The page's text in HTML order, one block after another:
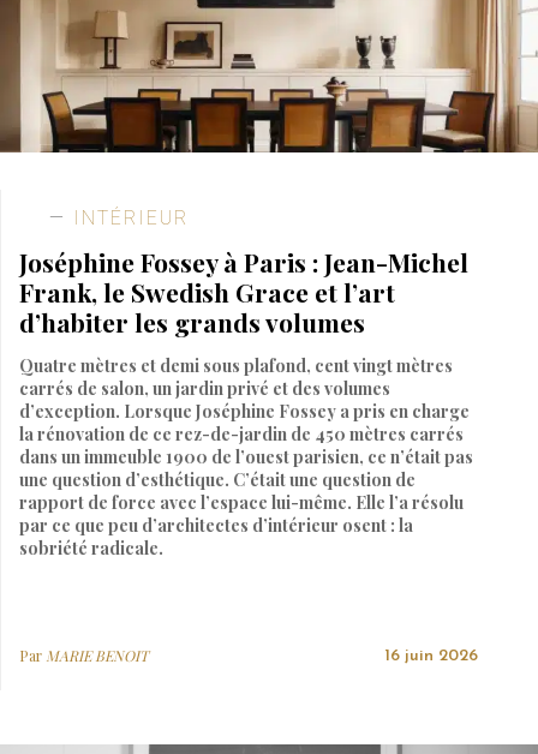
INTÉRIEUR
Joséphine Fossey à Paris : Jean-Michel
Frank, le Swedish Grace et l’art
d’habiter les grands volumes
Quatre mètres et demi sous plafond, cent vingt mètres
carrés de salon, un jardin privé et des volumes
d’exception. Lorsque Joséphine Fossey a pris en charge
la rénovation de ce rez-de-jardin de 450 mètres carrés
dans un immeuble 1900 de l’ouest parisien, ce n’était pas
une question d’esthétique. C’était une question de
rapport de force avec l’espace lui-même. Elle l’a résolu
par ce que peu d’architectes d’intérieur osent : la
sobriété radicale.
Par MARIE BENOIT 16 juin 2026